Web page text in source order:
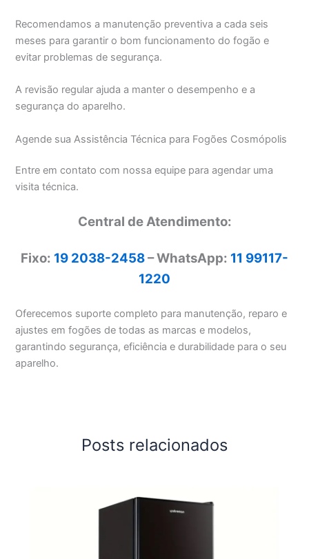
Recomendamos a manutenção preventiva a cada seis
meses para garantir o bom funcionamento do fogão e
evitar problemas de segurança.
A revisão regular ajuda a manter o desempenho e a
segurança do aparelho.
Agende sua Assistência Técnica para Fogões Cosmópolis
Entre em contato com nossa equipe para agendar uma
visita técnica.
Central de Atendimento:
Fixo: 19 2038-2458– WhatsApp: 11 99117-
1220
Oferecemos suporte completo para manutenção, reparo e
ajustes em fogões de todas as marcas e modelos,
garantindo segurança, eficiência e durabilidade para o seu
aparelho.
Posts relacionados